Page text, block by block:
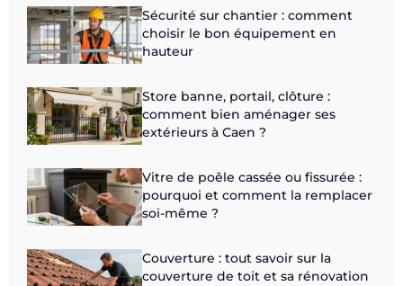
Sécurité sur chantier : comment
choisir le bon équipement en
hauteur
Store banne, portail, clôture :
comment bien aménager ses
extérieurs à Caen ?
Vitre de poêle cassée ou fissurée :
pourquoi et comment la remplacer
soi-même ?
Couverture : tout savoir sur la
couverture de toit et sa rénovation